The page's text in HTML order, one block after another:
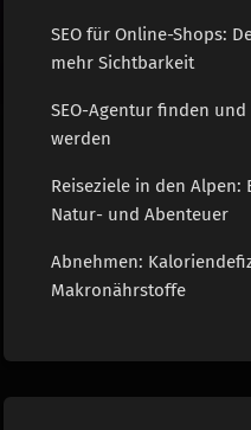
SEO für Online-Shops:
mehr Sichtbarkeit
SEO-Agentur finden
werden
Reiseziele in den Alpen:
Natur- und Abenteuer
Abnehmen:
Makronährstoffe